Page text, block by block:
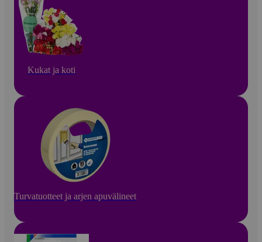
Kukat ja koti
Turvatuotteet ja arjen apuvälineet